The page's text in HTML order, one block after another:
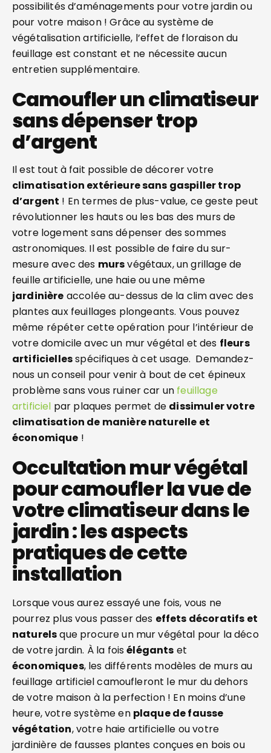
possibilités d’aménagements pour votre jardin ou
pour votre maison ! Grâce au système de
végétalisation artificielle, l’effet de floraison du
feuillage est constant et ne nécessite aucun
entretien supplémentaire.
Camoufler un climatiseur
sans dépenser trop
d’argent
Il est tout à fait possible de décorer votre
climatisation extérieure sans gaspiller trop
d’argent ! En termes de plus-value, ce geste peut
révolutionner les hauts ou les bas des murs de
votre logement sans dépenser des sommes
astronomiques. Il est possible de faire du sur-
mesure avec des mursvégétaux, un grillage de
feuille artificielle, une haie ou une même
jardinière accolée au-dessus de la clim avec des
plantes aux feuillages plongeants. Vous pouvez
même répéter cette opération pour l’intérieur de
votre domicile avec un mur végétal et des fleurs
artificiellesspécifiques à cet usage. Demandez-
nous un conseil pour venir à bout de cet épineux
problème sans vous ruiner car un feuillage
artificiel par plaques permet de dissimuler votre
climatisation de manière naturelle et
économique !
Occultation mur végétal
pour camoufler la vue de
votre climatiseur dans le
jardin : les aspects
pratiques de cette
installation
Lorsque vous aurez essayé une fois, vous ne
pourrez plus vous passer des effets décoratifs et
naturelsque procure un mur végétal pour la déco
de votre jardin. À la foisélégants et
économiques, les différents modèles de murs au
feuillage artificiel camoufleront le mur du dehors
de votre maison à la perfection ! En moins d’une
heure, votre système en plaque de fausse
végétation, votre haie artificielle ou votre
jardinière de fausses plantes conçues en bois ou